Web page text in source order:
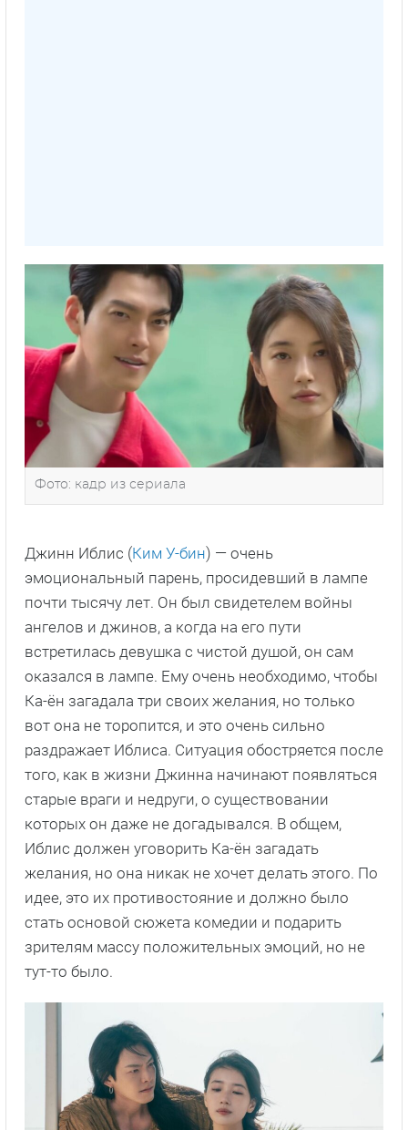
Фото: кадр из сериала
Джинн Иблис (Ким У-бин) — очень
эмоциональный парень, просидевший в лампе
почти тысячу лет. Он был свидетелем войны
ангелов и джинов, а когда на его пути
встретилась девушка с чистой душой, он сам
оказался в лампе. Ему очень необходимо, чтобы
Ка-ён загадала три своих желания, но только
вот она не торопится, и это очень сильно
раздражает Иблиса. Ситуация обостряется после
того, как в жизни Джинна начинают появляться
старые враги и недруги, о существовании
которых он даже не догадывался. В общем,
Иблис должен уговорить Ка-ён загадать
желания, но она никак не хочет делать этого. По
идее, это их противостояние и должно было
стать основой сюжета комедии и подарить
зрителям массу положительных эмоций, но не
тут-то было.